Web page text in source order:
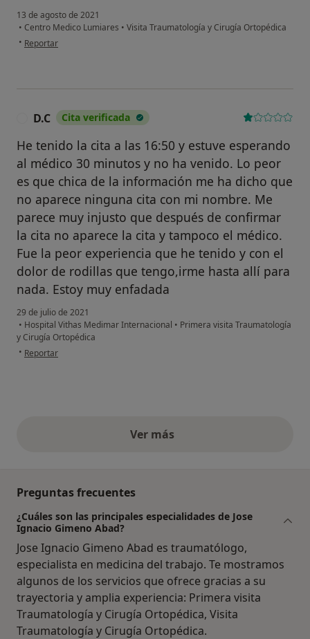
13 de agosto de 2021
• Centro Medico Lumiares • Visita Traumatología y Cirugía Ortopédica
• en opinión del usuario O.J.G
Reportar
D.C Cita verificada
He tenido la cita a las 16:50 y estuve esperando
al médico 30 minutos y no ha venido. Lo peor
es que chica de la información me ha dicho que
no aparece ninguna cita con mi nombre. Me
parece muy injusto que después de confirmar
la cita no aparece la cita y tampoco el médico.
Fue la peor experiencia que he tenido y con el
dolor de rodillas que tengo,irme hasta allí para
nada. Estoy muy enfadada
29 de julio de 2021
• Hospital Vithas Medimar Internacional • Primera visita Traumatología
y Cirugía Ortopédica
• en opinión del usuario D.C
Reportar
Ver másopiniones anteriores
Preguntas frecuentes
¿Cuáles son las principales especialidades de Jose
Ignacio Gimeno Abad?
Jose Ignacio Gimeno Abad es traumatólogo,
especialista en medicina del trabajo. Te mostramos
algunos de los servicios que ofrece gracias a su
trayectoria y amplia experiencia: Primera visita
Traumatología y Cirugía Ortopédica, Visita
Traumatología y Cirugía Ortopédica.